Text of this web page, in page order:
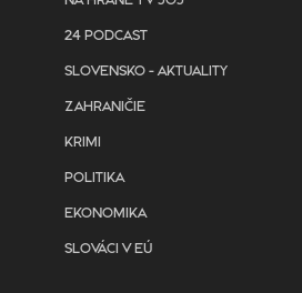
24 PODCAST
SLOVENSKO - AKTUALITY
ZAHRANIČIE
KRIMI
POLITIKA
EKONOMIKA
SLOVÁCI V EÚ